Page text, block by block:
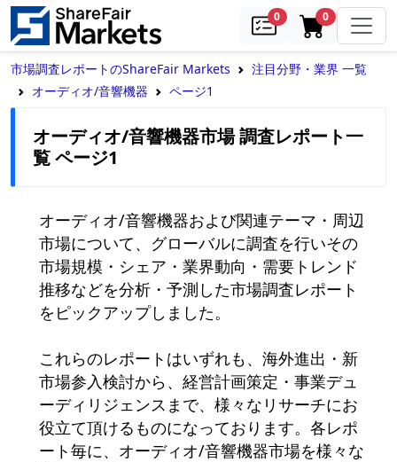
0samples0in cart
市場調査レポートのShareFair Markets
注目分野・業界 一覧
オーディオ/音響機器
ページ1
オーディオ/音響機器市場 調査レポート一
覧 ページ1
オーディオ/音響機器および関連テーマ・周辺
市場について、グローバルに調査を行いその
市場規模・シェア・業界動向・需要トレンド
推移などを分析・予測した市場調査レポート
をピックアップしました。
これらのレポートはいずれも、海外進出・新
市場参入検討から、経営計画策定・事業デュ
ーディリジェンスまで、様々なリサーチにお
役立て頂けるものになっております。各レポ
ート毎に、オーディオ/音響機器市場を様々な